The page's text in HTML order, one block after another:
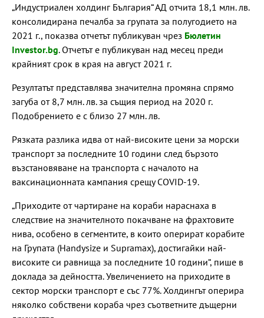
„Индустриален холдинг България“ АД отчита 18,1 млн. лв.
консолидирана печалба за групата за полугодието на
2021 г., показва отчетът публикуван чрез Бюлетин
Investor.bg. Отчетът е публикуван над месец преди
крайният срок в края на август 2021 г.
Резултатът представлява значителна промяна спрямо
загуба от 8,7 млн. лв. за същия период на 2020 г.
Подобрението е с близо 27 млн. лв.
Рязката разлика идва от най-високите цени за морски
транспорт за последните 10 години след бързото
възстановяване на транспорта с началото на
ваксинационната кампания срещу COVID-19.
„Приходите от чартиране на кораби нараснаха в
следствие на значителното покачване на фрахтовите
нива, особено в сегментите, в които оперират корабите
на Групата (Handysize и Supramax), достигайки най-
високите си равнища за последните 10 години“, пише в
доклада за дейността. Увеличението на приходите в
сектор морски транспорт е със 77%. Холдингът оперира
няколко собствени кораба чрез съответните дъщерни